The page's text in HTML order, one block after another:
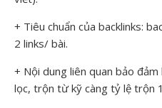
+ Tiêu chuẩn của backlinks:
2 links/ bài.
+ Nội dung liên quan bảo
lọc, trộn từ kỹ càng tỷ lệ trộn